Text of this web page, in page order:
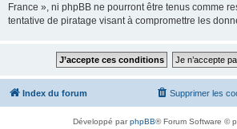
France », ni phpBB ne pourront être tenus comme
tentative de piratage visant à compromettre les
Index du forum Supprimer les
Développé parphpBB® Forum Software ©